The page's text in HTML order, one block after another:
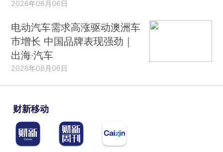
2026年08月06日
电动汽车需求高涨驱动澳洲车
市增长 中国品牌表现强劲｜
出海·汽车
2026年08月06日
财新移动